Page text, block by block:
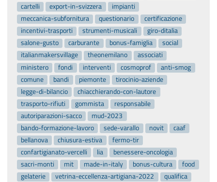
cartelli
export-in-svizzera
impianti
meccanica-subfornitura
questionario
certificazione
incentivi-trasporti
strumenti-musicali
giro-ditalia
salone-gusto
carburante bonus-famiglia
social
italianmakersvillage
theonemilano
associati
ministero
fondi interventi cosmoprof
anti-smog
comune
bandi piemonte
tirocinio-aziende
legge-di-bilancio
chiacchierando-con-lautore
trasporto-rifiuti
gommista
responsabile
autoriparazioni-sacco
mud-2023
bando-formazione-lavoro
sede-varallo novit
caaf
bellanova
chiusura-estiva
fermo-tir
confartigianato-vercelli
lia
benessere-oncologia
sacri-monti
mit made-in-italy bonus-cultura
food
gelaterie
vetrina-eccellenza-artigiana-2022
qualifica